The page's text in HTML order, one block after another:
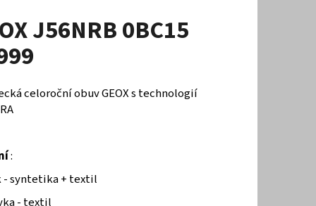
J56NRB 0BC15
celoroční obuv GEOX s technologií
:
- syntetika + textil
- textil